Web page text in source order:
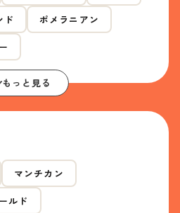
ド ポメラニアン
もっと見る
マンチカン
ルド